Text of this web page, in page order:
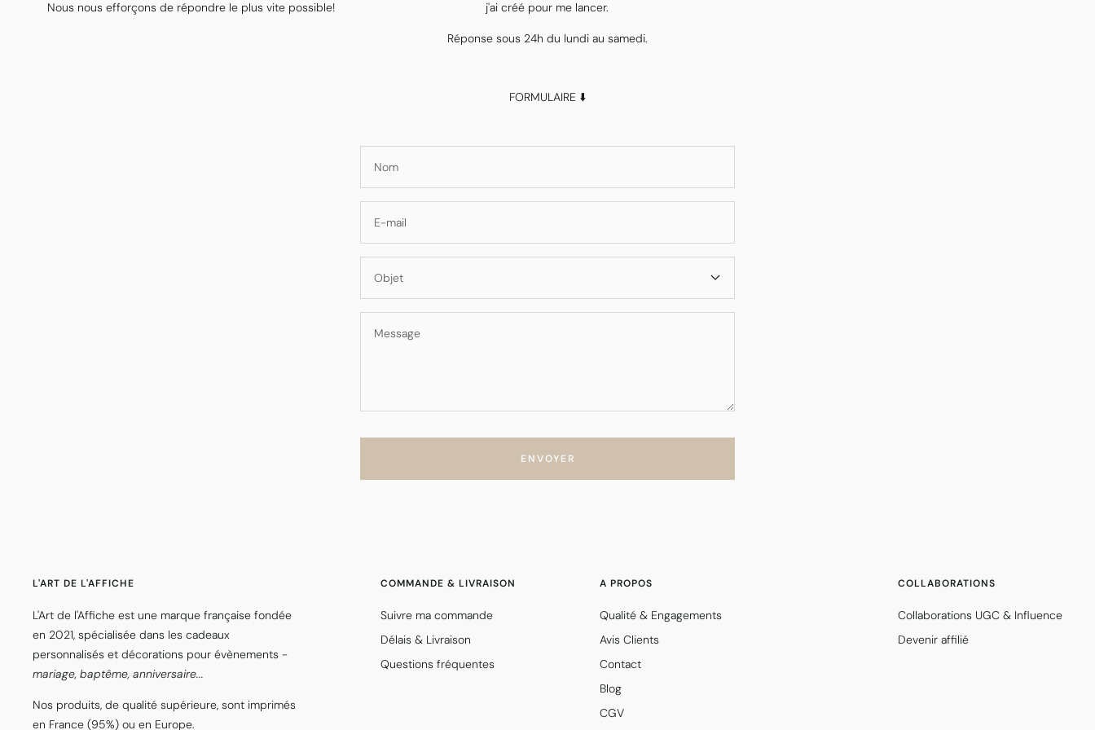
Nous nous efforçons de répondre le plus vite possible! j'ai créé pour me lancer.
Réponse sous 24h du lundi au samedi.
FORMULAIRE ⬇️
Nom
E-mail
Objet
Message
ENVOYER
L'ART DE L'AFFICHE
L'Art de l'Affiche est une marque française fondée
en 2021, spécialisée dans les cadeaux
personnalisés et décorations pour évènements -
mariage, baptême, anniversaire...
Nos produits, de qualité supérieure, sont imprimés
en France (95%) ou en Europe.
COMMANDE & LIVRAISON
Suivre ma commande
Délais & Livraison
Questions fréquentes
A PROPOS
Qualité & Engagements
Avis Clients
Contact
Blog
CGV
COLLABORATIONS
Collaborations UGC & Influence
Devenir affilié